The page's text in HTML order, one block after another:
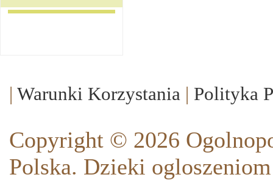
| Warunki Korzystania | Polityka
Copyright © 2026
Polska. Dzieki